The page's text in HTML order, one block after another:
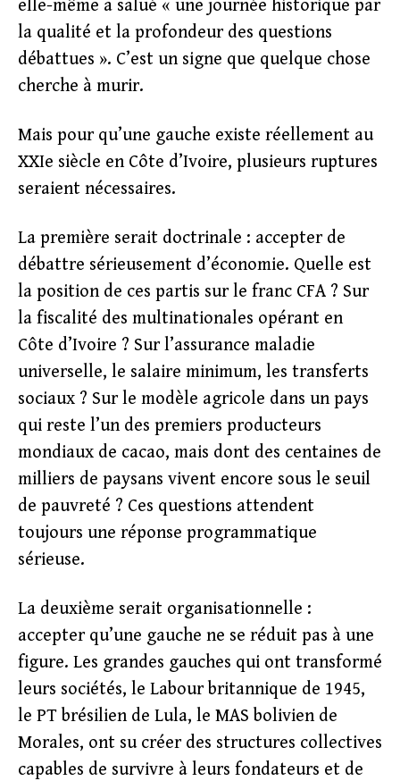
elle-même a salué « une journée historique par
la qualité et la profondeur des questions
débattues ». C’est un signe que quelque chose
cherche à murir.
Mais pour qu’une gauche existe réellement au
XXIe siècle en Côte d’Ivoire, plusieurs ruptures
seraient nécessaires.
La première serait doctrinale : accepter de
débattre sérieusement d’économie. Quelle est
la position de ces partis sur le franc CFA ? Sur
la fiscalité des multinationales opérant en
Côte d’Ivoire ? Sur l’assurance maladie
universelle, le salaire minimum, les transferts
sociaux ? Sur le modèle agricole dans un pays
qui reste l’un des premiers producteurs
mondiaux de cacao, mais dont des centaines de
milliers de paysans vivent encore sous le seuil
de pauvreté ? Ces questions attendent
toujours une réponse programmatique
sérieuse.
La deuxième serait organisationnelle :
accepter qu’une gauche ne se réduit pas à une
figure. Les grandes gauches qui ont transformé
leurs sociétés, le Labour britannique de 1945,
le PT brésilien de Lula, le MAS bolivien de
Morales, ont su créer des structures collectives
capables de survivre à leurs fondateurs et de